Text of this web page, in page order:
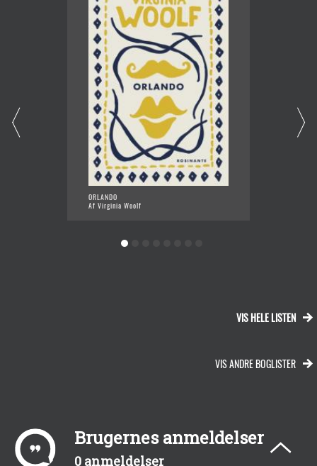
ORLANDO
Af Virginia Woolf
VIS HELE LISTEN
VIS ANDRE BOGLISTER
Brugernes anmeldelser
0 anmeldelser